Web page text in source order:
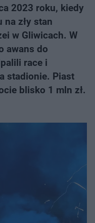
2023 roku, kiedy
na zły stan
w Gliwicach. W
awans do
race i
stadionie. Piast
blisko 1 mln zł.